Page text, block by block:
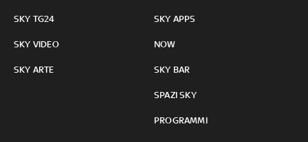
SKY TG24
SKY VIDEO
SKY ARTE
SKY APPS
NOW
SKY BAR
SPAZI SKY
PROGRAMMI